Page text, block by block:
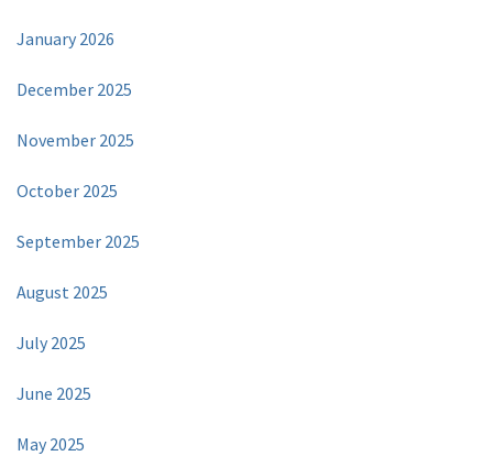
January 2026
December 2025
November 2025
October 2025
September 2025
August 2025
July 2025
June 2025
May 2025